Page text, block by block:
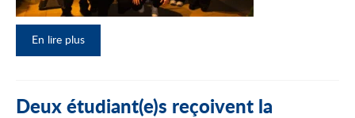
En lire plus
Deux étudiant(e)s reçoivent la